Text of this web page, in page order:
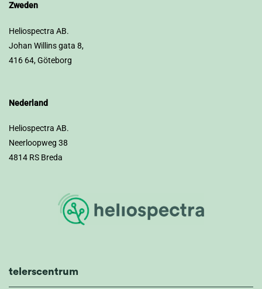
Zweden
Heliospectra AB.
Johan Willins gata 8,
416 64, Göteborg
Nederland
Heliospectra AB.
Neerloopweg 38
4814 RS Breda
telerscentrum